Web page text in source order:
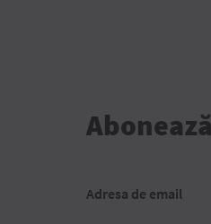
Adresa de email